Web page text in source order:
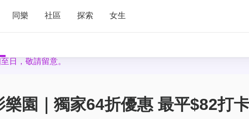
同樂 社區 探索 女生
日，敬請留意。
園｜獨家64折優惠 最平$82打